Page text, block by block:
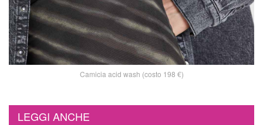
Camicia acid wash (costo 198 €)
LEGGI ANCHE